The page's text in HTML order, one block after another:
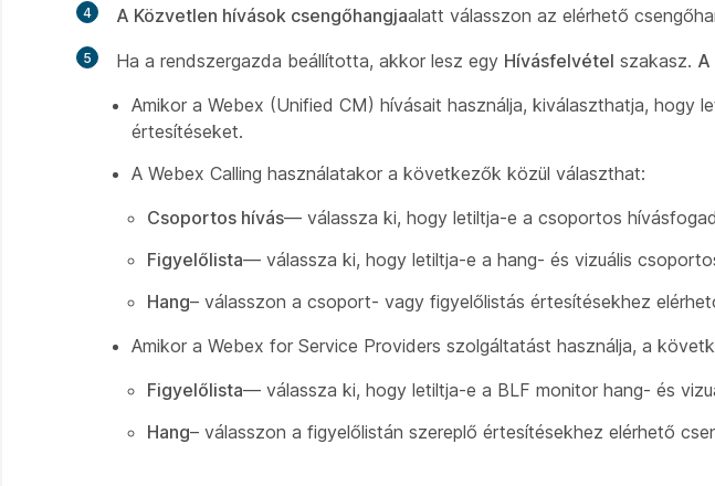
4 A Közvetlen hívások csengőhangjaalatt válasszon az elérhető
5 Ha a rendszergazda beállította, akkor lesz egy Hívásfelvétel szakasz. A
Amikor a Webex (Unified CM) hívásait használja, kiválaszthatja, hogy
értesítéseket.
A Webex Calling használatakor a következők közül választhat:
Csoportos hívás— válassza ki, hogy letiltja-e a csoportos
Figyelőlista— válassza ki, hogy letiltja-e a hang- és vizuális
Hang– válasszon a csoport- vagy figyelőlistás értesítésekhez
Amikor a Webex for Service Providers szolgáltatást használja, a
Figyelőlista— válassza ki, hogy letiltja-e a BLF monitor hang- és
Hang– válasszon a figyelőlistán szereplő értesítésekhez elérhető